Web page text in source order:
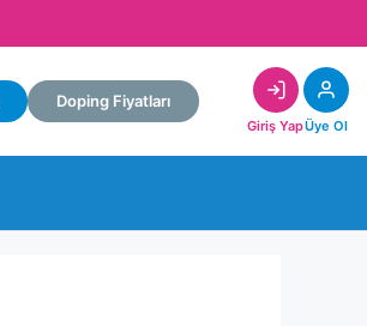
Doping Fiyatları
Giriş YapÜye Ol